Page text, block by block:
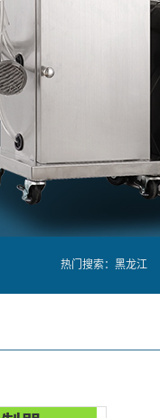
热门搜索： 黑龙江